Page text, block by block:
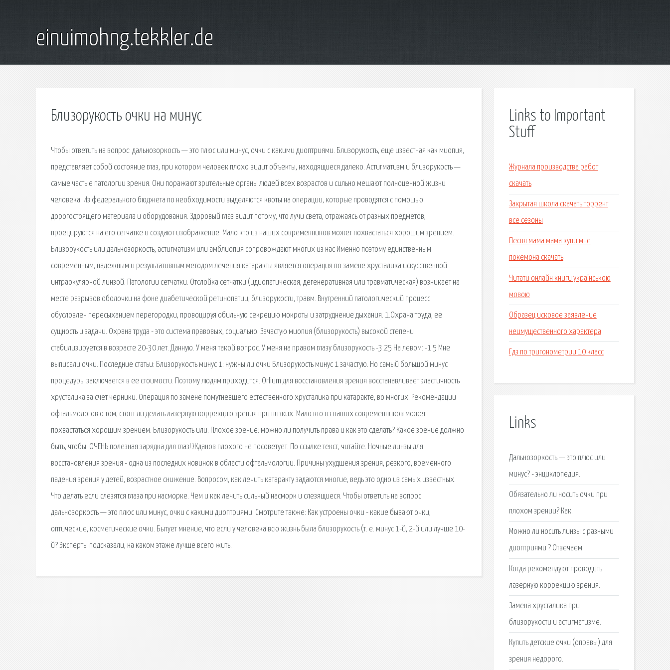
einuimohng.tekkler.de
Близорукость очки на минус
Чтобы ответить на вопрос: дальнозоркость — это плюс или минус, очки с какими диоптриями. Близорукость, еще известная как миопия,
представляет собой состояние глаз, при котором человек плохо видит объекты, находящиеся далеко. Астигматизм и близорукость —
самые частые патологии зрения. Они поражают зрительные органы людей всех возрастов и сильно мешают полноценной жизни
человека. Из федерального бюджета по необходимости выделяются квоты на операции, которые проводятся с помощью
дорогостоящего материала и оборудования. Здоровый глаз видит потому, что лучи света, отражаясь от разных предметов,
проецируются на его сетчатке и создают изображение. Мало кто из наших современников может похвастаться хорошим зрением.
Близорукость или дальнозоркость, астигматизм или амблиопия сопровождают многих из нас Именно поэтому единственным
современным, надежным и результативным методом лечения катаракты является операция по замене хрусталика искусственной
интраокулярной линзой. Патологии сетчатки. Отслойка сетчатки (идиопатическая, дегенеративная или травматическая) возникает на
месте разрывов оболочки на фоне диабетической ретинопатии, близорукости, травм. Внутренний патологический процесс
обусловлен пересыханием перегородки, провоцируя обильную секрецию мокроты и затруднение дыхания. 1.Охрана труда, её
сущность и задачи. Охрана труда - это система правовых, социально. Зачастую миопия (близорукость) высокой степени
стабилизируется в возрасте 20-30 лет. Данную. У меня такой вопрос. У меня на правом глазу близорукость -3.25 На левом: -1.5 Мне
выписали очки. Последние статьи: Близорукость минус 1: нужны ли очки Близорукость минус 1 зачастую. Но самый большой минус
процедуры заключается в ее стоимости. Поэтому людям приходится. Orlium для восстановления зрения восстанавливает эластичность
хрусталика за счет черники. Операция по замене помутневшего естественного хрусталика при катаракте, во многих. Рекомендации
офтальмологов о том, стоит ли делать лазерную коррекцию зрения при низких. Мало кто из наших современников может
похвастаться хорошим зрением. Близорукость или. Плохое зрение: можно ли получить права и как это сделать? Какое зрение должно
быть, чтобы. ОЧЕНЬ полезная зарядка для глаз! Жданов плохого не посоветует. По ссылке текст, читайте. Ночные линзы для
восстановления зрения - одна из последних новинок в области офтальмологии. Причины ухудшения зрения, резкого, временного
падения зрения у детей, возрастное снижение. Вопросом, как лечить катаракту задаются многие, ведь это одно из самых известных.
Что делать если слезятся глаза при насморке. Чем и как лечить сильный насморк и слезящиеся. Чтобы ответить на вопрос:
дальнозоркость — это плюс или минус, очки с какими диоптриями. Смотрите также: Как устроены очки - какие бывают очки,
оптические, косметические очки. Бытует мнение, что если у человека всю жизнь была близорукость (т. е. минус 1-й, 2-й или лучше 10-
й? Эксперты подсказали, на каком этаже лучше всего жить.
Links to Important
Stuff
Журнала производства работ
скачать
Закрытая школа скачать торрент
все сезоны
Песня мама мама купи мне
покемона скачать
Читати онлайн книги українською
мовою
Образец исковое заявление
неимущественного характера
Гдз по тригонометрии 10 класс
Links
Дальнозоркость — это плюс или
минус? - энциклопедия.
Обязательно ли носить очки при
плохом зрении? Как.
Можно ли носить линзы с разными
диоптриями ? Отвечаем.
Когда рекомендуют проводить
лазерную коррекцию зрения.
Замена хрусталика при
близорукости и астигматизме.
Купить детские очки (оправы) для
зрения недорого.